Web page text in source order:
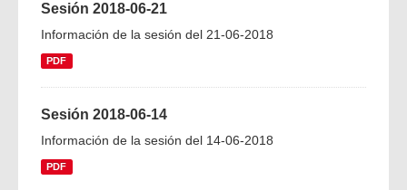
Sesión 2018-06-21
Información de la sesión del 21-06-2018
PDF
Sesión 2018-06-14
Información de la sesión del 14-06-2018
PDF